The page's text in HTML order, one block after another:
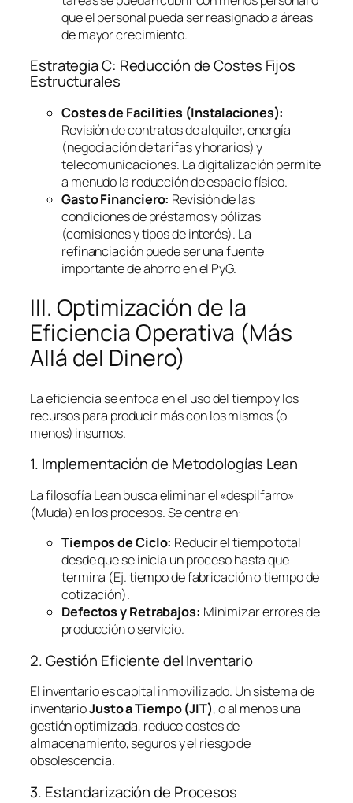
que el personal pueda ser reasignado a áreas
de mayor crecimiento.
Estrategia C: Reducción de Costes Fijos
Estructurales
Costes de Facilities (Instalaciones):
Revisión de contratos de alquiler, energía
(negociación de tarifas y horarios) y
telecomunicaciones. La digitalización permite
a menudo la reducción de espacio físico.
Gasto Financiero: Revisión de las
condiciones de préstamos y pólizas
(comisiones y tipos de interés). La
refinanciación puede ser una fuente
importante de ahorro en el PyG.
III. Optimización de la
Eficiencia Operativa (Más
Allá del Dinero)
La eficiencia se enfoca en el uso del tiempo y los
recursos para producir más con los mismos (o
menos) insumos.
1. Implementación de Metodologías Lean
La filosofía Leanbusca eliminar el «despilfarro»
(Muda) en los procesos. Se centra en:
Tiempos de Ciclo: Reducir el tiempo total
desde que se inicia un proceso hasta que
termina (Ej. tiempo de fabricación o tiempo de
cotización).
Defectos y Retrabajos: Minimizar errores de
producción o servicio.
2. Gestión Eficiente del Inventario
El inventario es capital inmovilizado. Un sistema de
inventarioJusto a Tiempo (JIT), o al menos una
gestión optimizada, reduce costes de
almacenamiento, seguros y el riesgo de
obsolescencia.
3. Estandarización de Procesos